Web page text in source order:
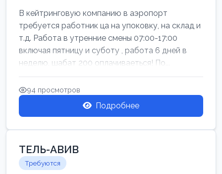
В кейтринговую компанию в аэропорт
требуется работник ца на упоковку, на склад и
т.д. Работа в утренние смены 07:00-17:00
включая пятницу и суботу , работа 6 дней в
неделю, шабат 200 оплачиваеться! По...
94 просмотров
Подробнее
ТЕЛЬ-АВИВ
Требуются